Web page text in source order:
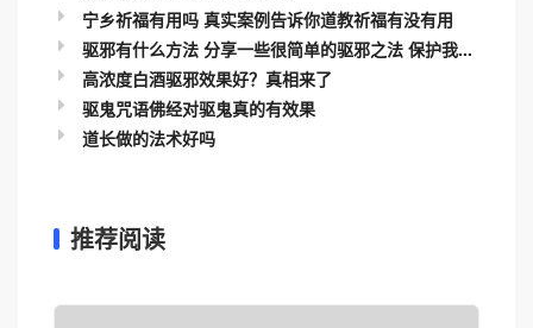
宁乡祈福有用吗 真实案例告诉你道教祈福有没有用
驱邪有什么方法 分享一些很简单的驱邪之法 保护我...
高浓度白酒驱邪效果好？真相来了
驱鬼咒语佛经对驱鬼真的有效果
道长做的法术好吗
推荐阅读